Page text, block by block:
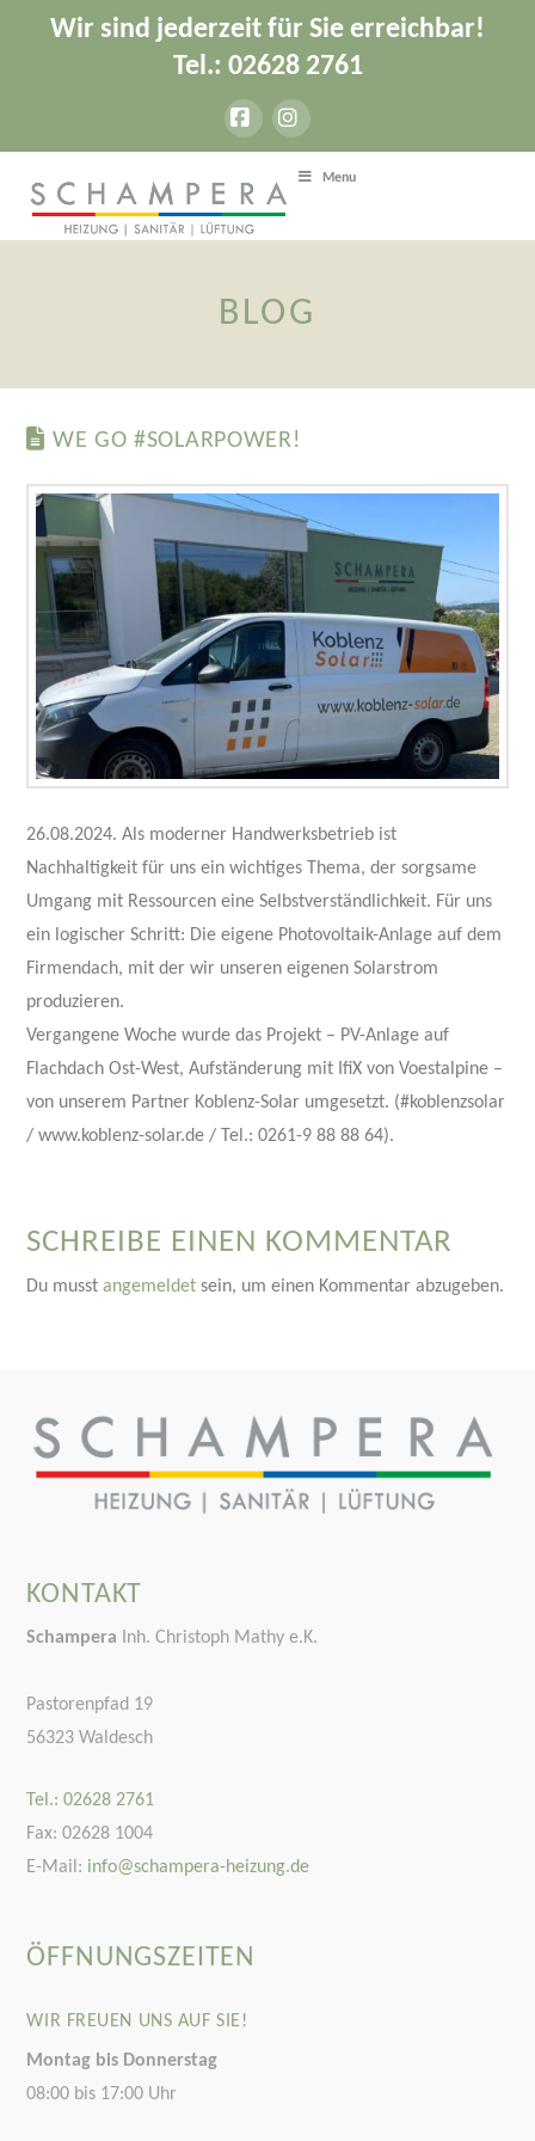
Wir sind jederzeit für Sie erreichbar!
Tel.: 02628 2761
FacebookInstagram
Menu
BLOG
WE GO #SOLARPOWER!
26.08.2024. Als moderner Handwerksbetrieb ist
Nachhaltigkeit für uns ein wichtiges Thema, der sorgsame
Umgang mit Ressourcen eine Selbstverständlichkeit. Für uns
ein logischer Schritt: Die eigene Photovoltaik-Anlage auf dem
Firmendach, mit der wir unseren eigenen Solarstrom
produzieren.
Vergangene Woche wurde das Projekt – PV-Anlage auf
Flachdach Ost-West, Aufständerung mit IfiX von Voestalpine –
von unserem Partner Koblenz-Solar umgesetzt. (#koblenzsolar
/ www.koblenz-solar.de / Tel.: 0261-9 88 88 64).
SCHREIBE EINEN KOMMENTAR
Du musstangemeldet sein, um einen Kommentar abzugeben.
KONTAKT
Schampera Inh. Christoph Mathy e.K.
Pastorenpfad 19
56323 Waldesch
Tel.: 02628 2761
Fax: 02628 1004
E-Mail: info@schampera-heizung.de
ÖFFNUNGSZEITEN
WIR FREUEN UNS AUF SIE!
Montag bis Donnerstag
08:00 bis 17:00 Uhr